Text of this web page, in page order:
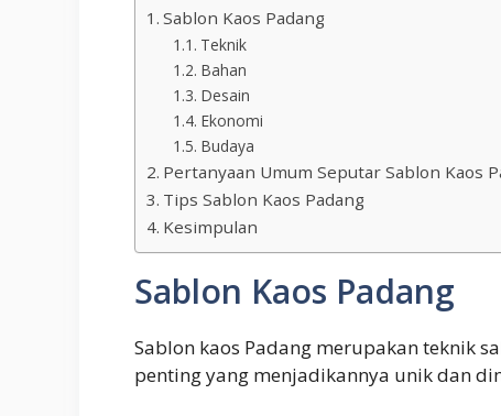
Sablon Kaos Padang
Teknik
Bahan
Desain
Ekonomi
Budaya
Pertanyaan Umum Seputar Sablon Kaos
Tips Sablon Kaos Padang
Kesimpulan
Sablon Kaos Padang
Sablon kaos Padang merupakan teknik
penting yang menjadikannya unik dan